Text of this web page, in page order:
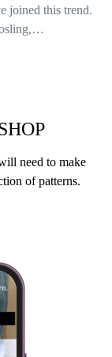
joined this trend.
need to make
of patterns.